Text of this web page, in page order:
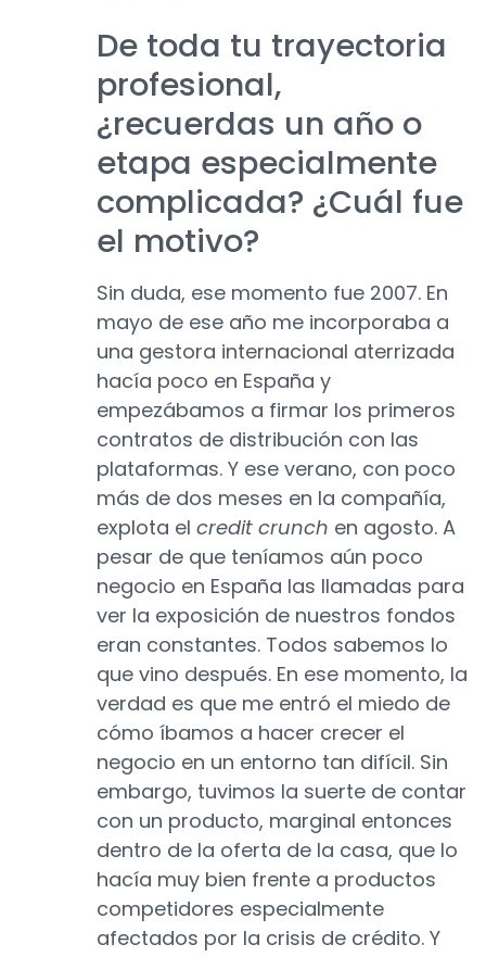
De toda tu trayectoria
profesional,
¿recuerdas un año o
etapa especialmente
complicada? ¿Cuál fue
el motivo?
Sin duda, ese momento fue 2007. En
mayo de ese año me incorporaba a
una gestora internacional aterrizada
hacía poco en España y
empezábamos a firmar los primeros
contratos de distribución con las
plataformas. Y ese verano, con poco
más de dos meses en la compañía,
explota el credit crunch en agosto. A
pesar de que teníamos aún poco
negocio en España las llamadas para
ver la exposición de nuestros fondos
eran constantes. Todos sabemos lo
que vino después. En ese momento, la
verdad es que me entró el miedo de
cómo íbamos a hacer crecer el
negocio en un entorno tan difícil. Sin
embargo, tuvimos la suerte de contar
con un producto, marginal entonces
dentro de la oferta de la casa, que lo
hacía muy bien frente a productos
competidores especialmente
afectados por la crisis de crédito. Y